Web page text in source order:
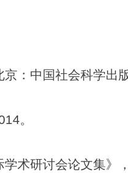
：中国社会科学出版
。
研讨会论文集》